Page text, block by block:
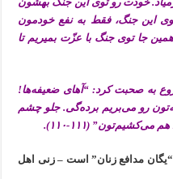
این جنگ، فقط به نفع خودمون
جا توی جنگ با عزّت بمیریم تا
به صحبت کرد: “آهای ضعیفه‌ها!
رو می‌بریم برده‌گی. جلو چشم
(۱۱۱-۱۱۰).
مدافع زنان” است – زنی اهل